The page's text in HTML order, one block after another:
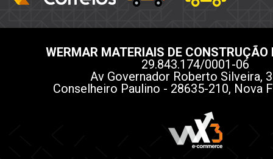
WERMAR MATERIAIS DE CONSTRUÇÃO
29.843.174/0001-06
Av Governador Roberto Silveira,
Conselheiro Paulino - 28635-210, Nova